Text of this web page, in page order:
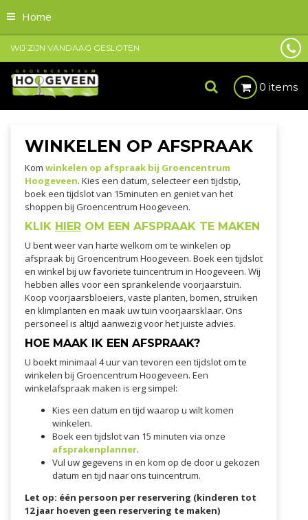
Home
WIJ ZIJN VANDAAG GESLOTEN
0 items
WINKELEN OP AFSPRAAK
Kom winkelen op afspraak bij Groencentrum
Hoogeveen. Kies een datum, selecteer een tijdstip,
boek een tijdslot van 15minuten en geniet van het
shoppen bij Groencentrum Hoogeveen.
KLIK HIER OM EEN AFSPRAAK TE MAKEN
U bent weer van harte welkom om te winkelen op
afspraak bij Groencentrum Hoogeveen. Boek een tijdslot
en winkel bij uw favoriete tuincentrum in Hoogeveen. Wij
hebben alles voor een sprankelende voorjaarstuin.
Koop voorjaarsbloeiers, vaste planten, bomen, struiken
en klimplanten en maak uw tuin voorjaarsklaar. Ons
personeel is altijd aanwezig voor het juiste advies.
HOE MAAK IK EEN AFSPRAAK?
U boekt minimaal 4 uur van tevoren een tijdslot om te
winkelen bij Groencentrum Hoogeveen. Een
winkelafspraak maken is erg simpel:
Kies een datum en tijd waarop u wilt komen
winkelen.
Boek een tijdslot van 15 minuten via onze
afsprakenplanner.
Vul uw gegevens in en kom op de door u gekozen
datum en tijd naar ons tuincentrum.
Let op: één persoon per reservering (kinderen tot
12 jaar hoeven geen reservering te maken)